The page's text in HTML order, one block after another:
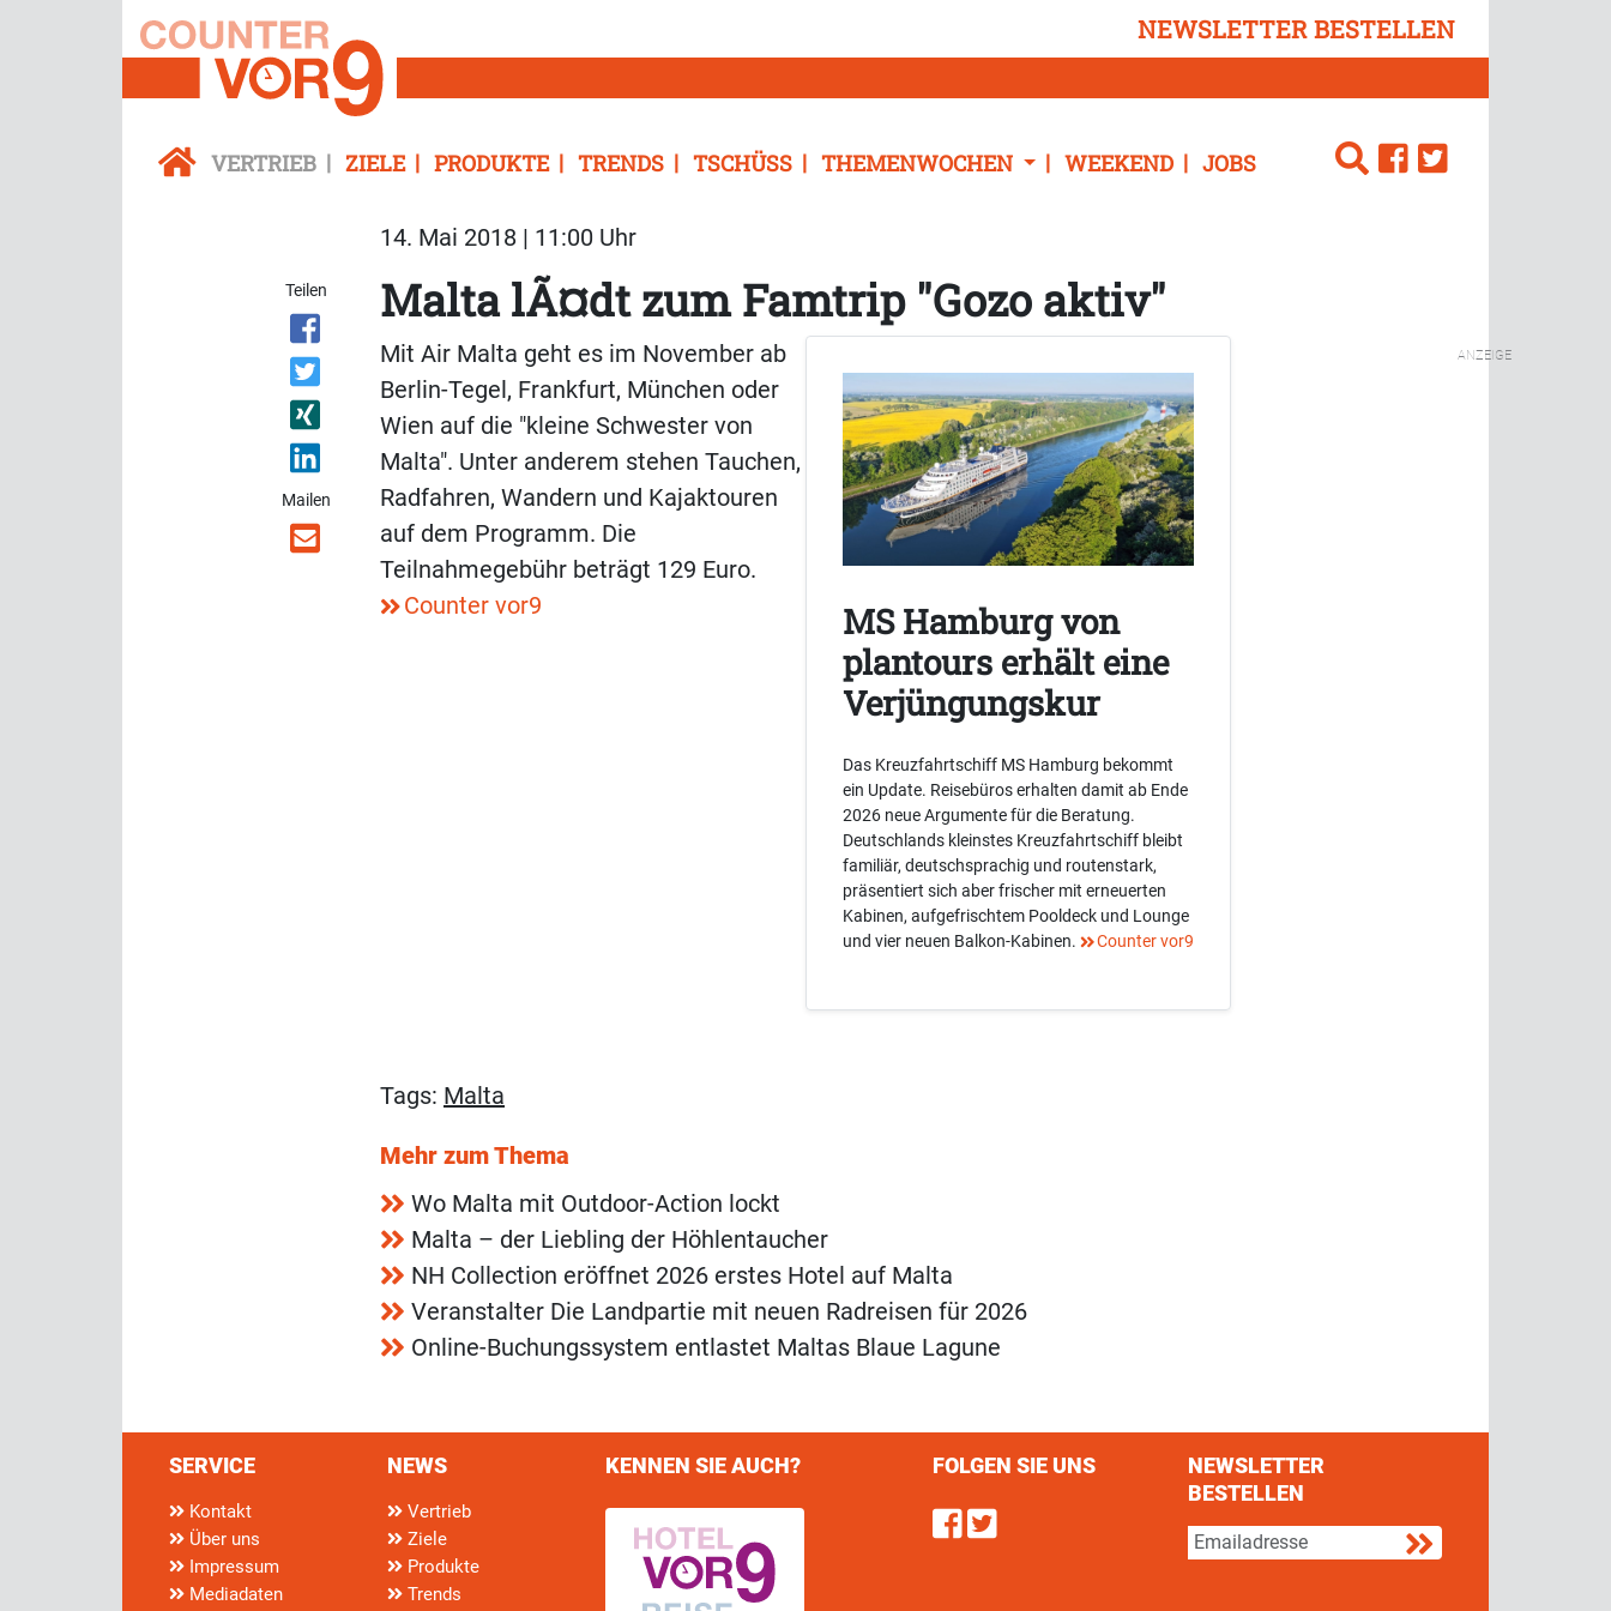
NEWSLETTER BESTELLEN
VERTRIEB ZIELE PRODUKTE TRENDS TSCHÜSS THEMENWOCHEN WEEKEND JOBS
14. Mai 2018 | 11:00 Uhr
Teilen
Mailen
Malta lÃ¤dt zum Famtrip "Gozo aktiv"
ANZEIGE
MS Hamburg von
plantours erhält eine
Verjüngungskur
Das Kreuzfahrtschiff MS Hamburg bekommt
ein Update. Reisebüros erhalten damit ab Ende
2026 neue Argumente für die Beratung.
Deutschlands kleinstes Kreuzfahrtschiff bleibt
familiär, deutschsprachig und routenstark,
präsentiert sich aber frischer mit erneuerten
Kabinen, aufgefrischtem Pooldeck und Lounge
und vier neuen Balkon-Kabinen.
Counter vor9
Mit Air Malta geht es im November ab
Berlin-Tegel, Frankfurt, München oder
Wien auf die "kleine Schwester von
Malta". Unter anderem stehen Tauchen,
Radfahren, Wandern und Kajaktouren
auf dem Programm. Die
Teilnahmegebühr beträgt 129 Euro.
Counter vor9
Tags: Malta
Mehr zum Thema
Wo Malta mit Outdoor-Action lockt
Malta – der Liebling der Höhlentaucher
NH Collection eröffnet 2026 erstes Hotel auf Malta
Veranstalter Die Landpartie mit neuen Radreisen für 2026
Online-Buchungssystem entlastet Maltas Blaue Lagune
SERVICE
Kontakt
Über uns
Impressum
Mediadaten
NEWS
Vertrieb
Ziele
Produkte
Trends
KENNEN SIE AUCH? FOLGEN SIE UNS
Find us on Facebook
Follow us on Twitter
NEWSLETTER
BESTELLEN